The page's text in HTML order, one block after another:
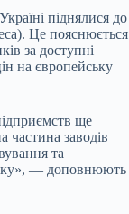
піднялися до
Це пояснюється
за доступні
на європейську
ще
заводів
та
— доповнюють